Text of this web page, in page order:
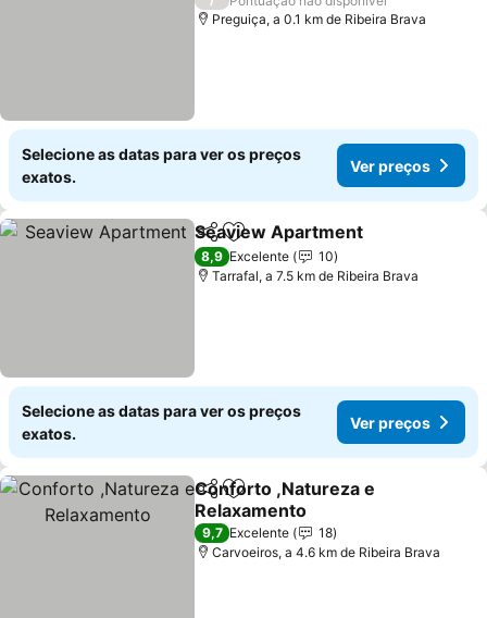
Preguiça, a 0.1 km de Ribeira Brava
Selecione as datas para ver os preços
exatos.
Ver preços
PartilharAdicionar aos favoritos
Seaview Apartment
8,9 Excelente
10
Tarrafal, a 7.5 km de Ribeira Brava
Selecione as datas para ver os preços
exatos.
Ver preços
PartilharAdicionar aos favoritos
Conforto ,Natureza e
Relaxamento
9,7 Excelente
18
Carvoeiros, a 4.6 km de Ribeira Brava